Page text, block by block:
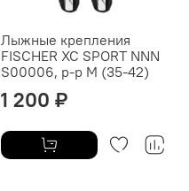
Лыжные крепления
FISCHER XC SPORT NNN
S00006, р-р M (35-42)
1 200 ₽